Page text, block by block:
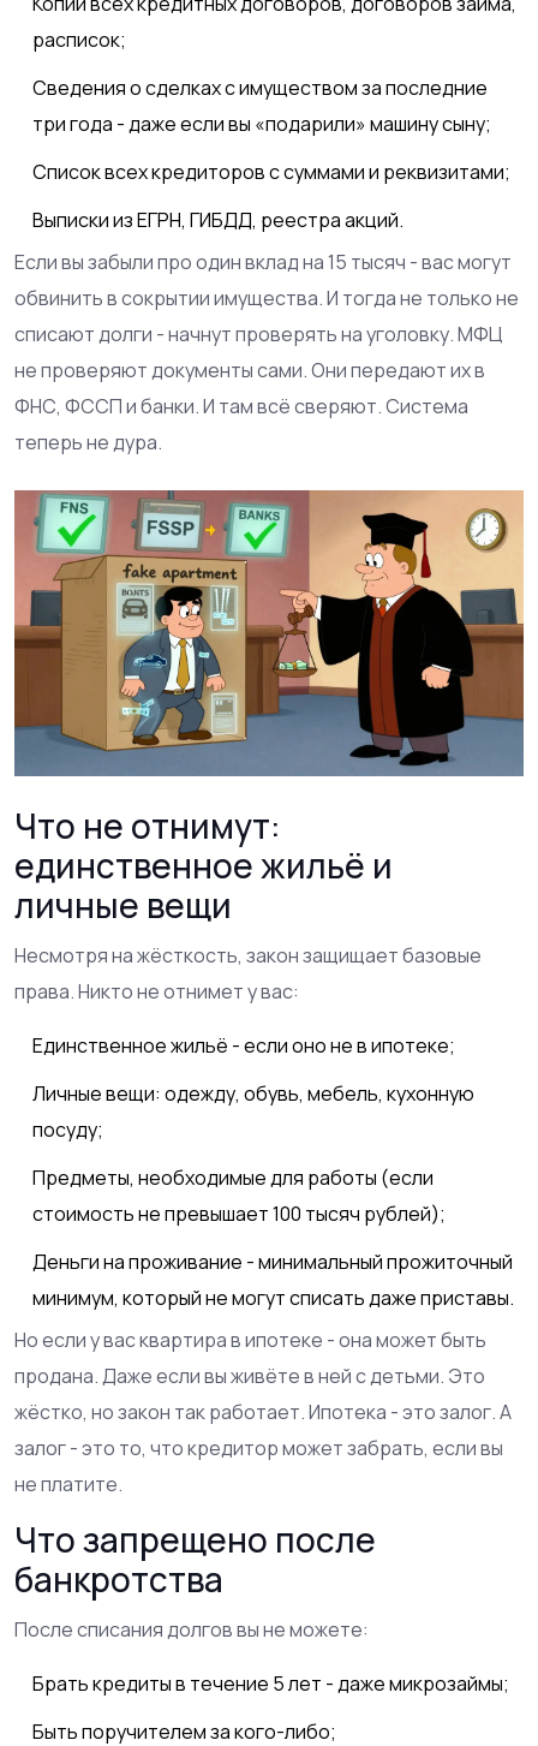
расписок;
Сведения о сделках с имуществом за последние
три года - даже если вы «подарили» машину сыну;
Список всех кредиторов с суммами и реквизитами;
Выписки из ЕГРН, ГИБДД, реестра акций.
Если вы забыли про один вклад на 15 тысяч - вас могут
обвинить в сокрытии имущества. И тогда не только не
списают долги - начнут проверять на уголовку. МФЦ
не проверяют документы сами. Они передают их в
ФНС, ФССП и банки. И там всё сверяют. Система
теперь не дура.
Что не отнимут:
единственное жильё и
личные вещи
Несмотря на жёсткость, закон защищает базовые
права. Никто не отнимет у вас:
Единственное жильё - если оно не в ипотеке;
Личные вещи: одежду, обувь, мебель, кухонную
посуду;
Предметы, необходимые для работы (если
стоимость не превышает 100 тысяч рублей);
Деньги на проживание - минимальный прожиточный
минимум, который не могут списать даже приставы.
Но если у вас квартира в ипотеке - она может быть
продана. Даже если вы живёте в ней с детьми. Это
жёстко, но закон так работает. Ипотека - это залог. А
залог - это то, что кредитор может забрать, если вы
не платите.
Что запрещено после
банкротства
После списания долгов вы не можете:
Брать кредиты в течение 5 лет - даже микрозаймы;
Быть поручителем за кого-либо;